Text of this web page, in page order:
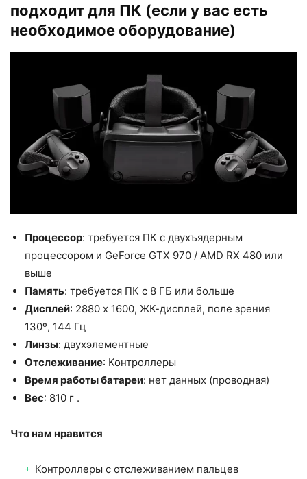
подходит для ПК (если у вас есть
необходимое оборудование)
Процессор: требуется ПК с двухъядерным
процессором и GeForce GTX 970 / AMD RX 480 или
выше
Память: требуется ПК с 8 ГБ или больше
Дисплей: 2880 x 1600, ЖК-дисплей, поле зрения
130º, 144 Гц
Линзы: двухэлементные
Отслеживание: Контроллеры
Время работы батареи: нет данных (проводная)
Вес: 810 г .
Что нам нравится
Контроллеры с отслеживанием пальцев